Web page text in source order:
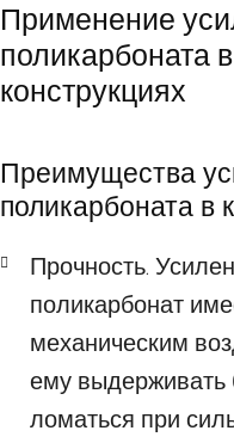
Применение
поликарбоната
конструкциях
Преимущества
поликарбоната в
Прочность.
поликарбонат
механическим
ему выдерживать
ломаться при